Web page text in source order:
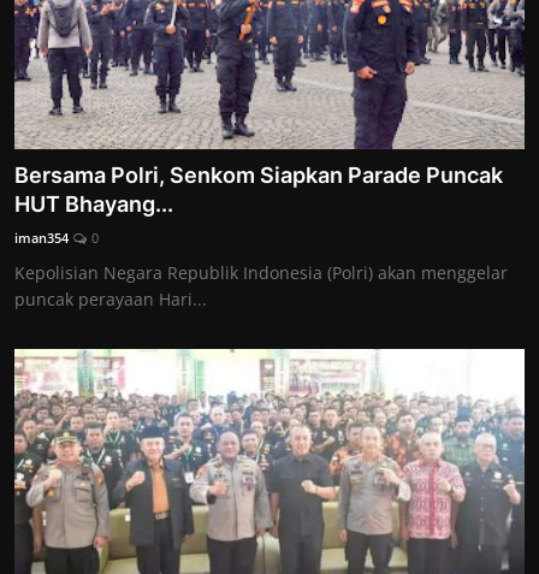
Bersama Polri, Senkom Siapkan Parade Puncak
HUT Bhayang...
iman354 0
Kepolisian Negara Republik Indonesia (Polri) akan menggelar
puncak perayaan Hari...